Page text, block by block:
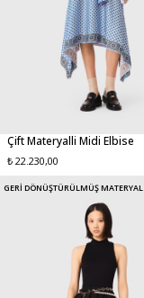
Çift Materyalli Midi Elbise
₺ 22.230,00
GERİ DÖNÜŞTÜRÜLMÜŞ MATERYAL